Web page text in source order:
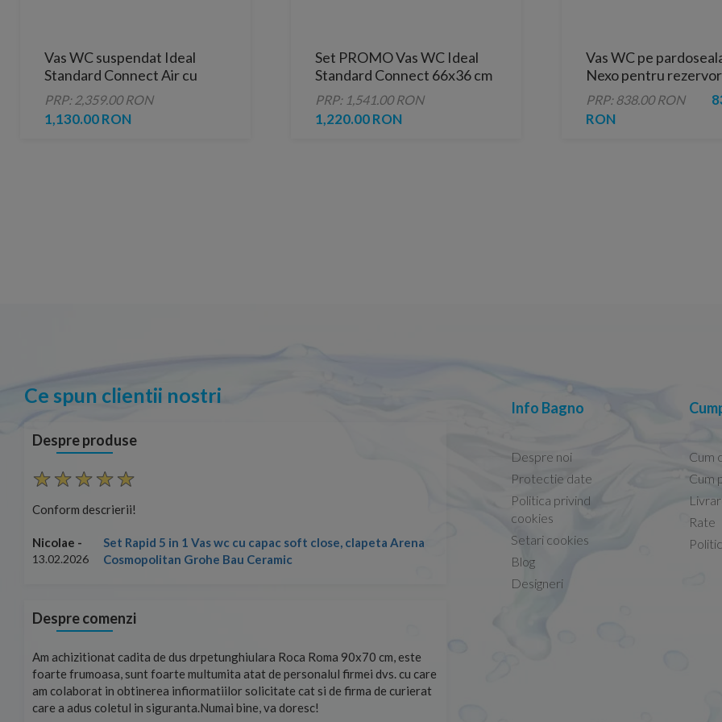
Vas WC suspendat Ideal
Standard Connect Air cu
AquaBlade 36 x 54 x H 35 cm
PRP: 2,359.00 RON
1,130.00 RON
Set PROMO Vas WC Ideal
Standard Connect 66x36 cm
cu rezervor si capac
inchidere lenta
PRP: 1,541.00 RON
1,220.00 RON
Vas WC pe
Nexo pentru rezervor
ingropat
PRP: 838.00 RON
RON
Ce spun clientii nostri
Despre produse
Conform descrierii!
Nicolae -
13.02.2026
Set Rapid 5 in 1 Vas wc cu capac soft close, clapeta Arena
Cosmopolitan Grohe Bau Ceramic
Conform descrierii!
13.02.2026
Despre comenzi
Am achizitionat cadita de dus drpetunghiulara Roca Roma 90x70 cm, este
foarte frumoasa, sunt foarte multumita atat de personalul firmei dvs. cu care
am colaborat in obtinerea infiormatiilor solicitate cat si de firma de curierat
care a adus coletul in siguranta.Numai bine, va doresc!
Info Bagno
Despre noi
Protectie date
Politica privind
cookies
Setari cookies
Blog
Designeri
Cum
Cum
Rate